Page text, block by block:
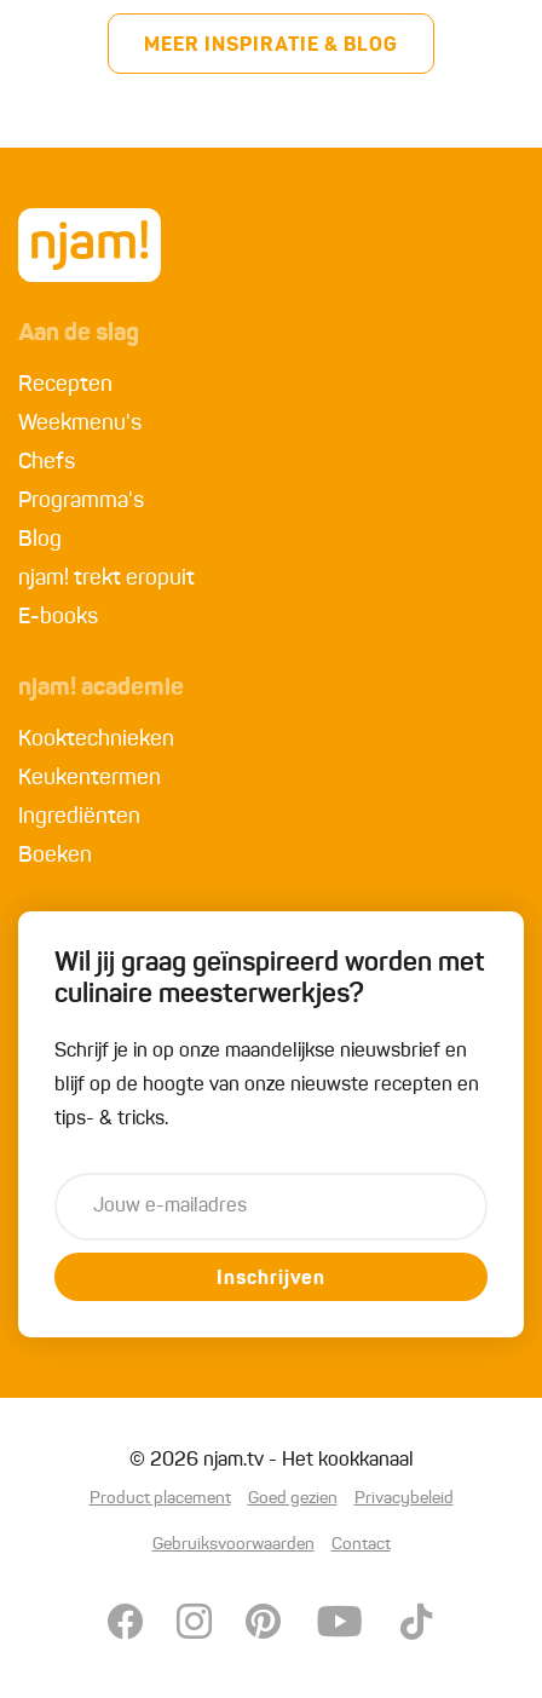
MEER INSPIRATIE & BLOG
Aan de slag
Recepten
Weekmenu's
Chefs
Programma's
Blog
njam! trekt eropuit
E-books
njam! academie
Kooktechnieken
Keukentermen
Ingrediënten
Boeken
Wil jij graag geïnspireerd worden met
culinaire meesterwerkjes?
Schrijf je in op onze maandelijkse nieuwsbrief en
blijf op de hoogte van onze nieuwste recepten en
tips- & tricks.
Inschrijven
© 2026 njam.tv - Het kookkanaal
Product placement Goed gezien Privacybeleid
Gebruiksvoorwaarden Contact